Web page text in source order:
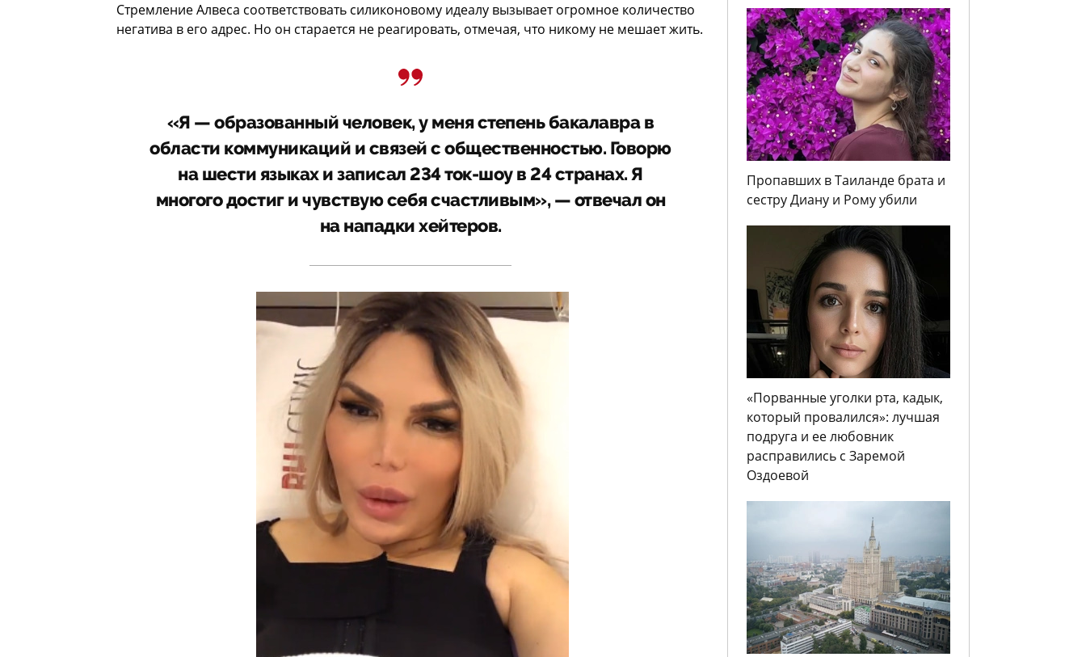
Стремление Алвеса соответствовать силиконовому идеалу вызывает огромное количество
негатива в его адрес. Но он старается не реагировать, отмечая, что никому не мешает жить.
«Я — образованный человек, у меня степень бакалавра в
области коммуникаций и связей с общественностью. Говорю
на шести языках и записал 234 ток-шоу в 24 странах. Я
многого достиг и чувствую себя счастливым», — отвечал он
на нападки хейтеров.
Пропавших в Таиланде брата и
сестру Диану и Рому убили
«Порванные уголки рта, кадык,
который провалился»: лучшая
подруга и ее любовник
расправились с Заремой
Оздоевой